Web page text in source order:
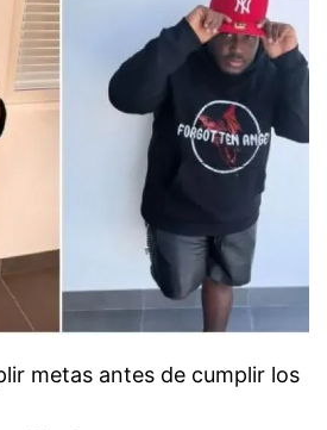
metas antes de cumplir los